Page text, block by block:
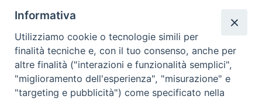
Abbonamenti
Abbonamento Annuale Digitale
Abbonamento Annuale Cartaceo
Abbonamento Singola Copia Digitale
Informativa
Utilizziamo cookie o tecnologie simili per
finalità tecniche e, con il tuo consenso, anche per
altre finalità ("interazioni e funzionalità semplici",
"miglioramento dell'esperienza", "misurazione" e
"targeting e pubblicità") come specificato nella